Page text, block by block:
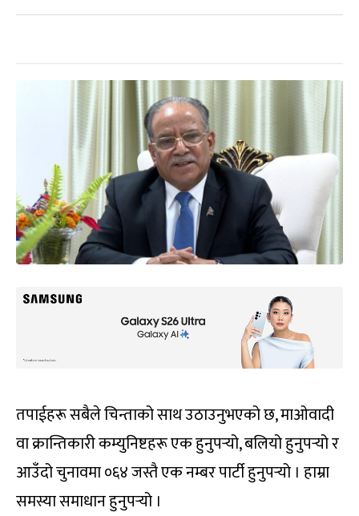
तपाईहरू सबैले चिन्ताको साथ उठाउनुभएको छ, माओवादी
वा क्रान्तिकारी कम्युनिष्टहरू एक हुनुपर्‍यो, बलियो हुनुपर्‍यो र
आउँदो चुनावमा ०६४ जस्तै एक नम्बर पार्टी हुनुपर्‍यो । हाम्रा
समस्या समाधान हुनुपर्‍यो ।